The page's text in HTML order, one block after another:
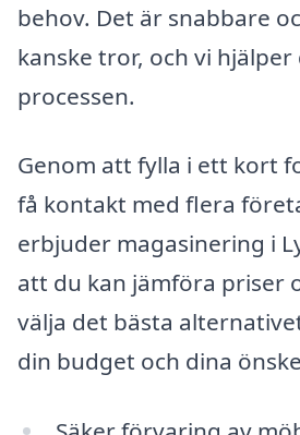
behov. Det är snabbare
kanske tror, och vi
processen.
Genom att fylla i ett kort
få kontakt med flera
erbjuder magasinering i
att du kan jämföra priser
välja det bästa
din budget och dina